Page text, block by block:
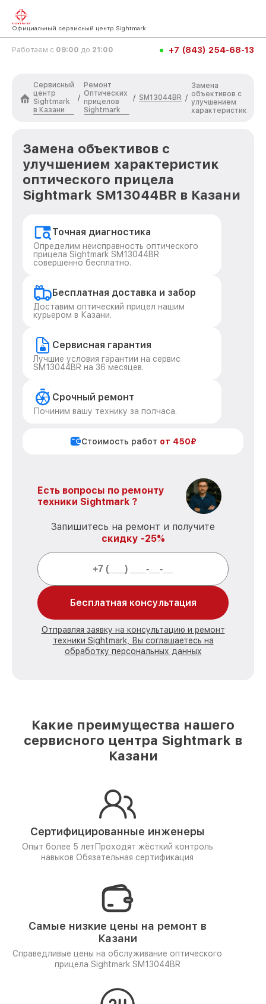
Официальный сервисный центр Sightmark
Работаем с 09:00 до 21:00 +7 (843) 254-68-13
Сервисный
центр
Sightmark
в Казани
/
Ремонт
Оптических
прицелов
Sightmark
/ SM13044BR /
Замена
объективов с
улучшением
характеристик
Замена объективов с
улучшением характеристик
оптического прицела
Sightmark SM13044BR в Казани
Точная диагностика
Определим неисправность оптического
прицела Sightmark SM13044BR
совершенно бесплатно.
Бесплатная доставка и забор
Доставим оптический прицел нашим
курьером в Казани.
Сервисная гарантия
Лучшие условия гарантии на сервис
SM13044BR на 36 месяцев.
Срочный ремонт
Починим вашу технику за полчаса.
Стоимость работ от 450₽
Есть вопросы по ремонту
техники Sightmark ?
Запишитесь на ремонт и получите
скидку -25%
Бесплатная консультация
Отправляя заявку на консультацию и ремонт
техники Sightmark, Вы соглашаетесь на
обработку персональных данных
Какие преимущества нашего
сервисного центра Sightmark в
Казани
Сертифицированные инженеры
Опыт более 5 лет Проходят жёсткий контроль
навыков Обязательная сертификация
Самые низкие цены на ремонт в
Казани
Справедливые цены на обслуживание оптического
прицела Sightmark SM13044BR